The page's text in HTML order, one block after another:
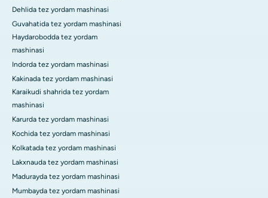
Dehlida tez yordam mashinasi
Guvahatida tez yordam mashinasi
Haydarobodda tez yordam
mashinasi
Indorda tez yordam mashinasi
Kakinada tez yordam mashinasi
Karaikudi shahrida tez yordam
mashinasi
Karurda tez yordam mashinasi
Kochida tez yordam mashinasi
Kolkatada tez yordam mashinasi
Lakxnauda tez yordam mashinasi
Madurayda tez yordam mashinasi
Mumbayda tez yordam mashinasi